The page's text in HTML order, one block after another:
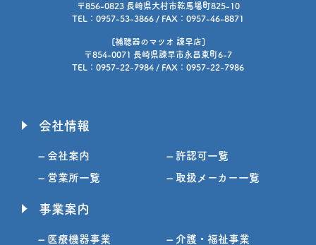
〒856-0823 長崎県大村市乾馬場町825-10
TEL：0957-53-3866 / FAX：0957-46-8871
[補聴器のマツオ 諫早店]
〒854-0071 長崎県諫早市永昌東町6-7
TEL：0957-22-7984 / FAX：0957-22-7986
会社情報
– 会社案内 – 許認可一覧
– 営業所一覧 – 取扱メーカー一覧
事業案内
– 医療機器事業 – 介護・福祉事業